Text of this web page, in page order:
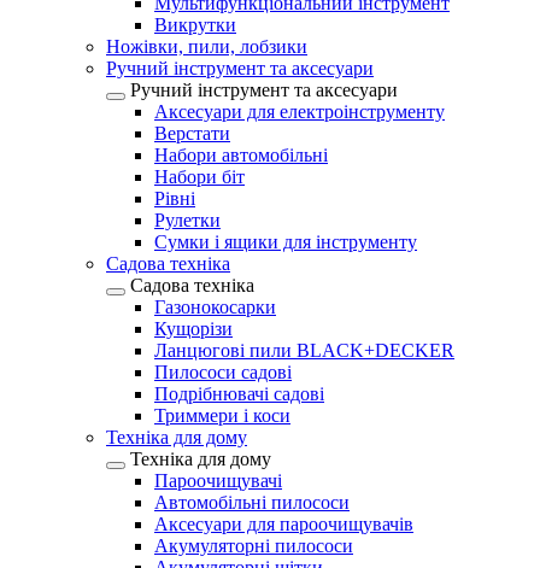
Викрутки
Ножівки, пили, лобзики
Ручний інструмент та аксесуари
Ручний інструмент та аксесуари
Аксесуари для електроінструменту
Верстати
Набори автомобільні
Набори біт
Рівні
Рулетки
Сумки і ящики для інструменту
Садова техніка
Садова техніка
Газонокосарки
Кущорізи
Ланцюгові пили BLACK+DECKER
Пилососи садові
Подрібнювачі садові
Триммери і коси
Техніка для дому
Техніка для дому
Пароочищувачі
Автомобільні пилососи
Аксесуари для пароочищувачів
Акумуляторні пилососи